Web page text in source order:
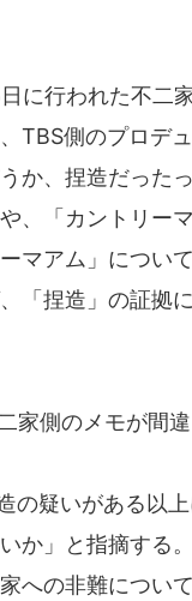
に行われた不二
TBS側のプロデ
か、捏造だった
、「カントリー
マアム」につい
「捏造」の証拠
家側のメモが間
の疑いがある以
か」と指摘する
への非難について